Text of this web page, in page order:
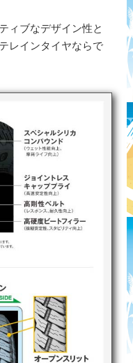
ィブなデザイン性と
レインタイヤならで